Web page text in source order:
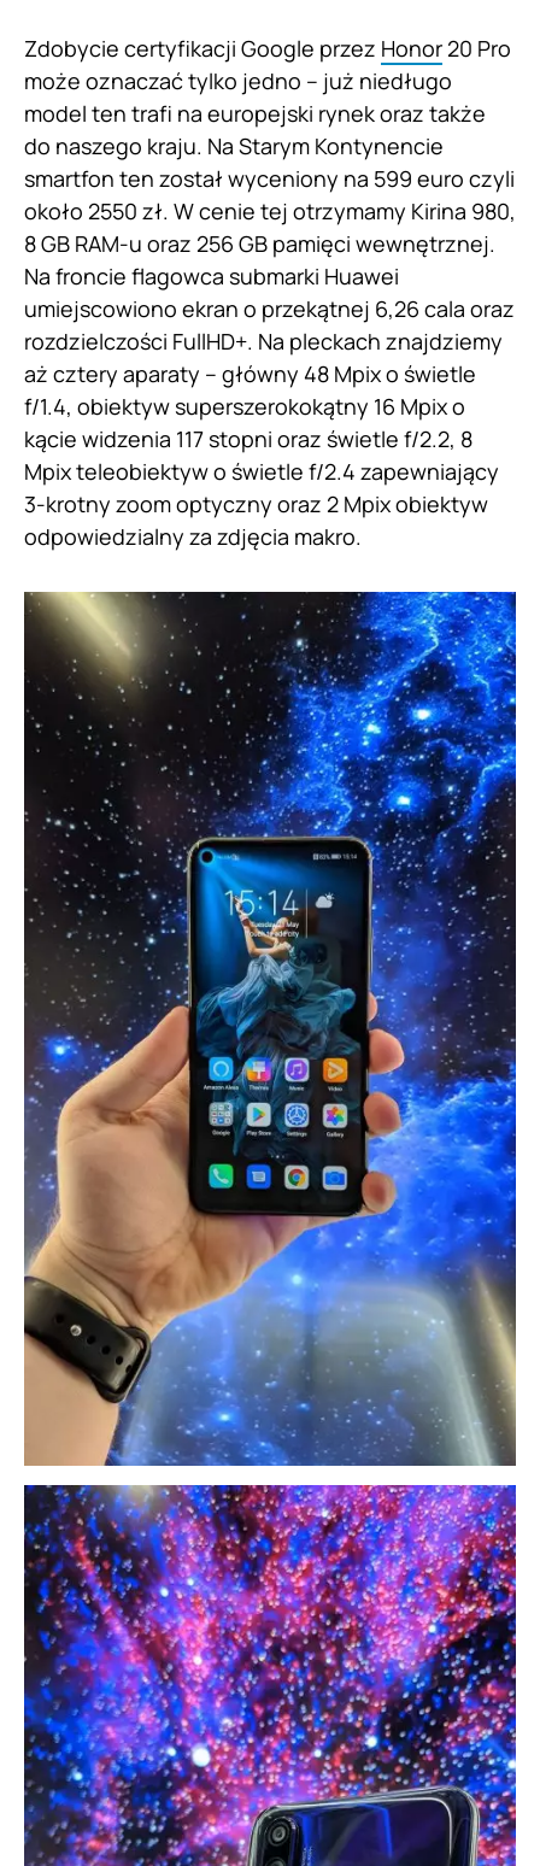
Zdobycie certyfikacji Google przez Honor20 Pro
może oznaczać tylko jedno – już niedługo
model ten trafi na europejski rynek oraz także
do naszego kraju. Na Starym Kontynencie
smartfon ten został wyceniony na 599 euro czyli
około 2550 zł. W cenie tej otrzymamy Kirina 980,
8 GB RAM-u oraz 256 GB pamięci wewnętrznej.
Na froncie flagowca submarki Huawei
umiejscowiono ekran o przekątnej 6,26 cala oraz
rozdzielczości FullHD+. Na pleckach znajdziemy
aż cztery aparaty – główny 48 Mpix o świetle
f/1.4, obiektyw superszerokokątny 16 Mpix o
kącie widzenia 117 stopni oraz świetle f/2.2, 8
Mpix teleobiektyw o świetle f/2.4 zapewniający
3-krotny zoom optyczny oraz 2 Mpix obiektyw
odpowiedzialny za zdjęcia makro.